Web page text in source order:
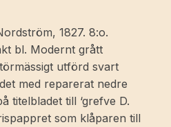
1827. 8:o.
bl. Modernt grått
utförd svart
med reparerat nedre
titelbladet till ‘grefve D.
som klåparen till